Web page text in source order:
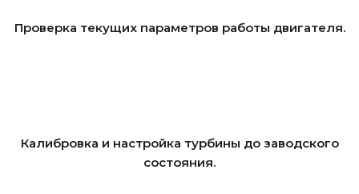
Проверка текущих параметров работы двигателя.
Калибровка и настройка турбины до заводского
состояния.